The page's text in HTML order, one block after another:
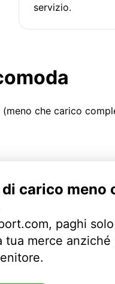
servizio.
che carico
carico meno
paghi
tua merce